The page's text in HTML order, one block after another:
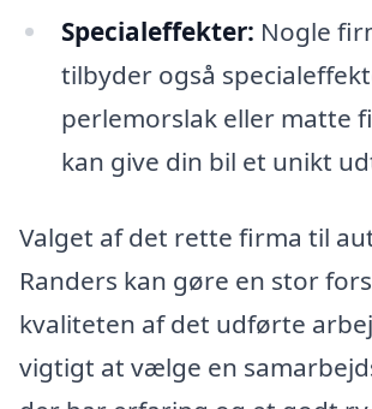
Specialeffekter: Nogle
tilbyder også
perlemorslak eller matte
kan give din bil et unikt
Valget af det rette firma til
Randers kan gøre en stor
kvaliteten af det udførte
vigtigt at vælge en